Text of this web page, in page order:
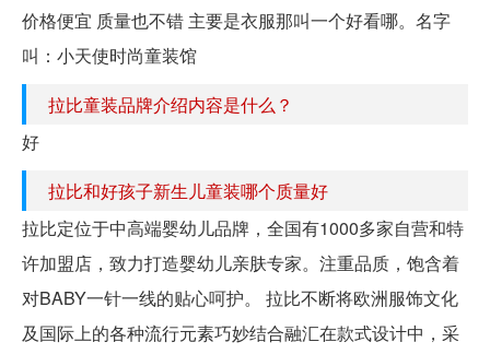
价格便宜 质量也不错 主要是衣服那叫一个好看哪。名字
叫：小天使时尚童装馆
拉比童装品牌介绍内容是什么？
好
拉比和好孩子新生儿童装哪个质量好
拉比定位于中高端婴幼儿品牌，全国有1000多家自营和特
许加盟店，致力打造婴幼儿亲肤专家。注重品质，饱含着
对BABY一针一线的贴心呵护。 拉比不断将欧洲服饰文化
及国际上的各种流行元素巧妙结合融汇在款式设计中，采